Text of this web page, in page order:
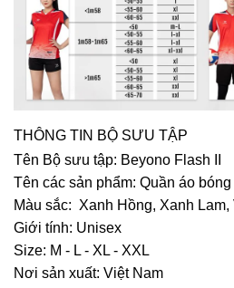
THÔNG TIN BỘ SƯU TẬP
Tên Bộ sưu tập: Beyono Flash II
Tên các sản phẩm: Quần áo bóng
Màu sắc: Xanh Hồng, Xanh
Giới tính: Unisex
Size: M - L - XL - XXL
Nơi sản xuất: Việt Nam